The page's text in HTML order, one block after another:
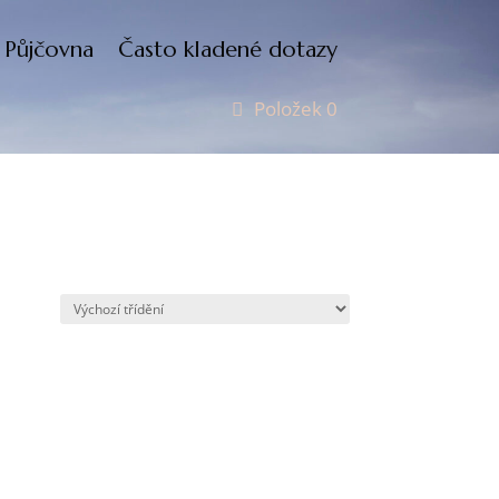
Půjčovna Často kladené dotazy
Položek 0